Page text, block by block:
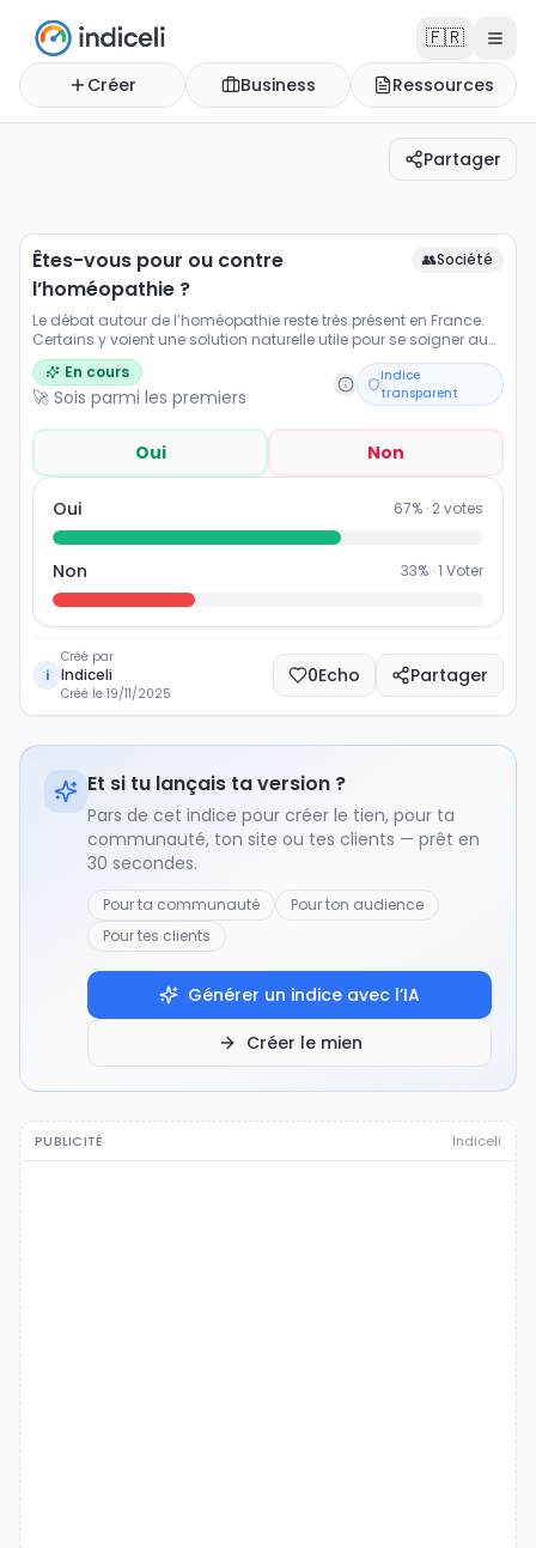
🇫🇷
Créer Business Ressources
Partager
Êtes-vous pour ou contre l’homéopathie ?
Le débat autour de l’homéopathie reste très présent
Êtes-vous pour ou contre
l’homéopathie ?
👥Société
Le débat autour de l’homéopathie reste très présent en France.
Certains y voient une solution naturelle utile pour se soigner au
quotidien, tandis que d’autres estiment que son efficacité
manque de preuves scientifiques. Partagez votre avis sur
l’homéopathie, découvrez la perception du public et suivez
de confiance des Français dans cette pratique de médecine
En cours
🚀 Sois parmi les premiers
Indice
transparent
Oui Non
Oui 67% · 2votes
Non 33% ·1 Voter
i
Créé par
Indiceli
Créé le 19/11/2025
0Echo Partager
Et si tu lançais ta version ?
Pars de cet indice pour créer le tien, pour ta
communauté, ton site ou tes clients — prêt en
30 secondes.
Pour ta communauté
Pour ton audience
Pour tes clients
Générer un indice avec l’IA
Créer le mien
PUBLICITÉ Indiceli